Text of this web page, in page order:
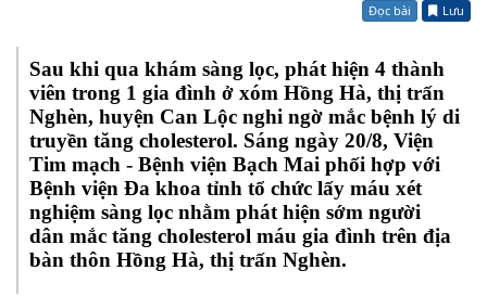
Đọc bài Lưu
Sau khi qua khám sàng lọc, phát hiện 4 thành
viên trong 1 gia đình ở xóm Hồng Hà, thị trấn
Nghèn, huyện Can Lộc nghi ngờ mắc bệnh lý di
truyền tăng cholesterol. Sáng ngày 20/8, Viện
Tim mạch - Bệnh viện Bạch Mai phối hợp với
Bệnh viện Đa khoa tỉnh tổ chức lấy máu xét
nghiệm sàng lọc nhằm phát hiện sớm người
dân mắc tăng cholesterol máu gia đình trên địa
bàn thôn Hồng Hà, thị trấn Nghèn.